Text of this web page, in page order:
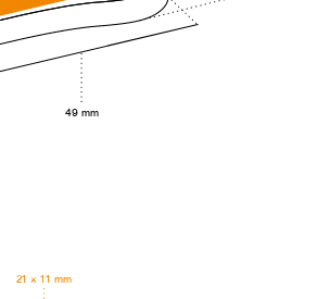
49 mm
21 × 11 mm